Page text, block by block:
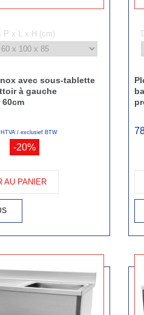
P x L x H (cm)
avec sous-tablette
à gauche
HTVA / exclusief BTW
-20%
AU PANIER